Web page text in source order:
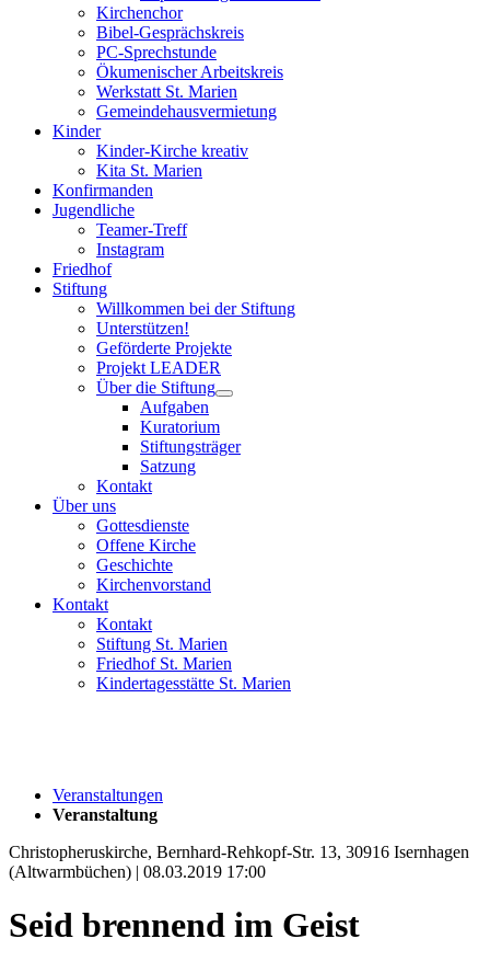
Kirchenchor
Bibel-Gesprächskreis
PC-Sprechstunde
Ökumenischer Arbeitskreis
Werkstatt St. Marien
Gemeindehausvermietung
Kinder
Kinder-Kirche kreativ
Kita St. Marien
Konfirmanden
Jugendliche
Teamer-Treff
Instagram
Friedhof
Stiftung
Willkommen bei der Stiftung
Unterstützen!
Geförderte Projekte
Projekt LEADER
Über die Stiftung
Aufgaben
Kuratorium
Stiftungsträger
Satzung
Kontakt
Über uns
Gottesdienste
Offene Kirche
Geschichte
Kirchenvorstand
Kontakt
Kontakt
Stiftung St. Marien
Friedhof St. Marien
Kindertagesstätte St. Marien
Veranstaltungen
Veranstaltung
Christopheruskirche, Bernhard-Rehkopf-Str. 13, 30916 Isernhagen
(Altwarmbüchen) | 08.03.2019 17:00
Seid brennend im Geist